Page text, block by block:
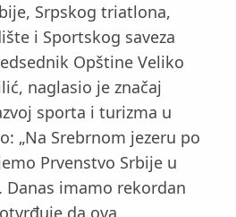
Srpskog triatlona,
i Sportskog saveza
Opštine Veliko
naglasio je značaj
sporta i turizma u
„Na Srebrnom jezeru po
Prvenstvo Srbije u
imamo rekordan
da ova